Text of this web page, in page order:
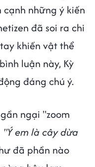
cạnh những ý kiến
đã soi ra chi
khiến vật thể
luận này, Kỳ
đáng chú ý.
ngại "zoom
"Ý em là cây dừa
đã phần nào